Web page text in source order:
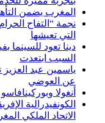
المغرب يضمن التأهل
نجمة “التفاح
التي تعيشها
دينا تعود للسينما
السبب ابتعدت
ياسمين عبد
عن العوضي
أنغولا
الكونفيدرالية
الاتحاد الملكي